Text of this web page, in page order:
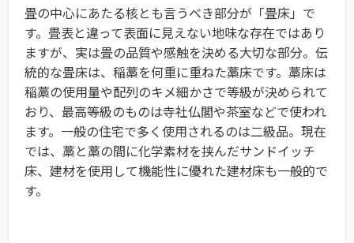
畳の中心にあたる核とも言うべき部分が「畳床」で
す。畳表と違って表面に見えない地味な存在ではあり
ますが、実は畳の品質や感触を決める大切な部分。伝
統的な畳床は、稲藁を何重に重ねた藁床です。藁床は
稲藁の使用量や配列のキメ細かさで等級が決められて
おり、最高等級のものは寺社仏閣や茶室などで使われ
ます。一般の住宅で多く使用されるのは二級品。現在
では、藁と藁の間に化学素材を挟んだサンドイッチ
床、建材を使用して機能性に優れた建材床も一般的で
す。